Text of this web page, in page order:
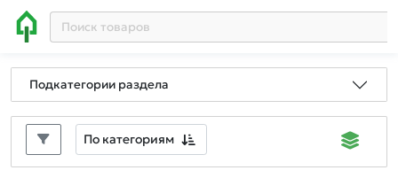
Подкатегории раздела
По категориям